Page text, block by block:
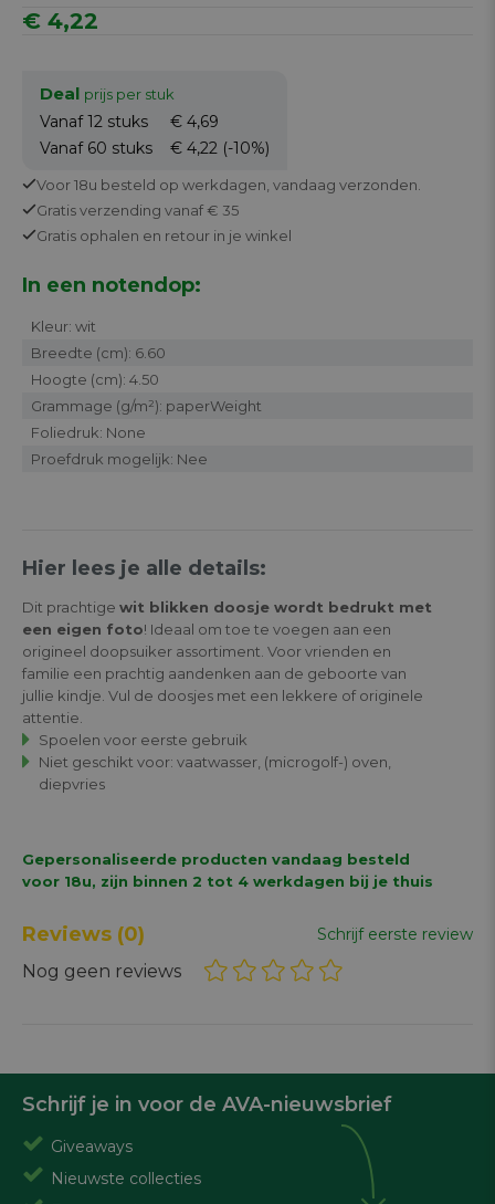
€ 4,22
Deal prijs per stuk
Vanaf 12 stuks
€ 4,69
Vanaf 60 stuks € 4,22 (-10%)
Voor 18u besteld op werkdagen, vandaag verzonden.
Gratisverzending vanaf € 35
Gratis ophalen en retour in je winkel
In een notendop:
Kleur: wit
Breedte (cm): 6.60
Hoogte (cm): 4.50
Grammage (g/m²): paperWeight
Foliedruk: None
Proefdruk mogelijk: Nee
Hier lees je alle details:
Dit prachtige wit blikken doosje wordt bedrukt met
een eigen foto! Ideaal om toe te voegen aan een
origineel doopsuiker assortiment. Voor vrienden en
familie een prachtig aandenken aan de geboorte van
jullie kindje. Vul de doosjes met een lekkere of originele
attentie.
Spoelen voor eerste gebruik
Niet geschikt voor: vaatwasser, (microgolf-) oven,
diepvries
Gepersonaliseerde producten vandaag besteld
voor 18u, zijn binnen 2 tot 4 werkdagen bij je thuis
Reviews (0) Schrijf eerste review
Nog geen reviews
Schrijf je in voor de AVA-nieuwsbrief
Giveaways
Nieuwste collecties